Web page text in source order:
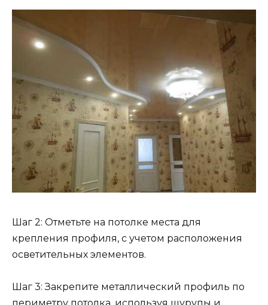
Шаг 2: Отметьте на потолке места для
крепления профиля, с учетом расположения
осветительных элементов.
Шаг 3: Закрепите металлический профиль по